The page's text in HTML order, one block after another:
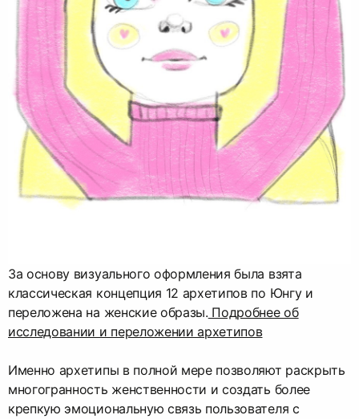
За основу визуального оформления была взята
классическая концепция 12 архетипов по Юнгу и
переложена на женские образы. Подробнее об
исследовании и переложении архетипов
Именно архетипы в полной мере позволяют раскрыть
многогранность женственности и создать более
крепкую эмоциональную связь пользователя с